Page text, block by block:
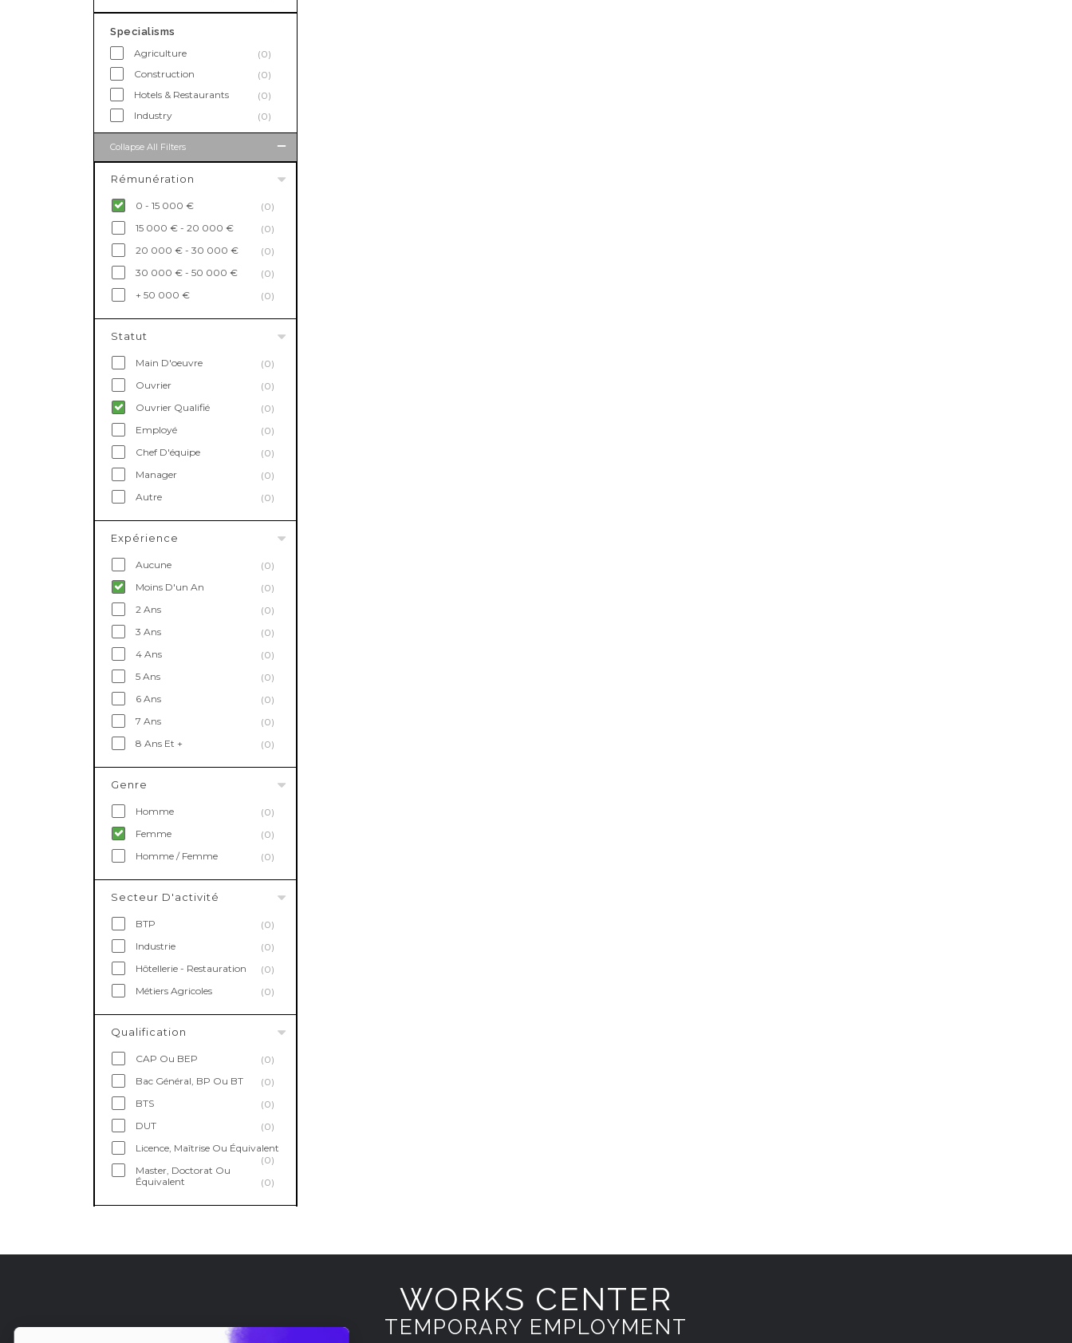
Specialisms
Agriculture
(0)
Construction
(0)
Hotels & Restaurants
(0)
Industry
(0)
Collapse All Filters
Rémunération
0 - 15 000 €
(0)
15 000 € - 20 000 €
(0)
20 000 € - 30 000 €
(0)
30 000 € - 50 000 €
(0)
+ 50 000 €
(0)
Statut
Main D'oeuvre
(0)
Ouvrier
(0)
Ouvrier Qualifié
(0)
Employé
(0)
Chef D'équipe
(0)
Manager
(0)
Autre
(0)
Expérience
Aucune
(0)
Moins D'un An
(0)
2 Ans
(0)
3 Ans
(0)
4 Ans
(0)
5 Ans
(0)
6 Ans
(0)
7 Ans
(0)
8 Ans Et +
(0)
Genre
Homme
(0)
Femme
(0)
Homme / Femme
(0)
Secteur D'activité
BTP
(0)
Industrie
(0)
Hôtellerie - Restauration
(0)
Métiers Agricoles
(0)
Qualification
CAP Ou BEP
(0)
Bac Général, BP Ou BT
(0)
BTS
(0)
DUT
(0)
Licence, Maîtrise Ou Équivalent
(0)
Master, Doctorat Ou
Équivalent
(0)
WORKS CENTER
TEMPORARY EMPLOYMENT